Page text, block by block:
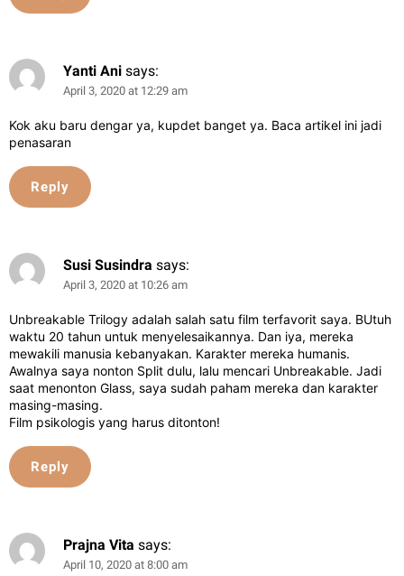
Yanti Ani says:
April 3, 2020 at 12:29 am
Kok aku baru dengar ya, kupdet banget ya. Baca artikel ini jadi
penasaran
Reply
Susi Susindra says:
April 3, 2020 at 10:26 am
Unbreakable Trilogy adalah salah satu film terfavorit saya. BUtuh
waktu 20 tahun untuk menyelesaikannya. Dan iya, mereka
mewakili manusia kebanyakan. Karakter mereka humanis.
Awalnya saya nonton Split dulu, lalu mencari Unbreakable. Jadi
saat menonton Glass, saya sudah paham mereka dan karakter
masing-masing.
Film psikologis yang harus ditonton!
Reply
Prajna Vita says:
April 10, 2020 at 8:00 am